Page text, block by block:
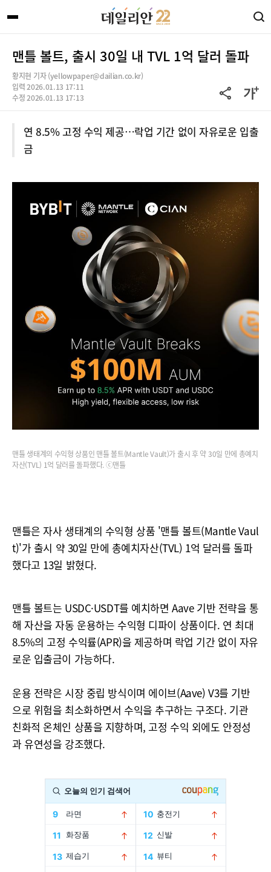
맨틀 볼트, 출시 30일 내 TVL 1억 달러 돌파
황지현 기자 (yellowpaper@dailian.co.kr)
입력 2026.01.13 17:11
수정 2026.01.13 17:13
연 8.5% 고정 수익 제공…락업 기간 없이 자유로운 입출
금
맨틀 생태계의 수익형 상품인 맨틀 볼트(Mantle Vault)가 출시 후 약 30일 만에 총예치
자산(TVL) 1억 달러를 돌파했다. ⓒ맨틀
맨틀은 자사 생태계의 수익형 상품 '맨틀 볼트(Mantle Vaul
t)'가 출시 약 30일 만에 총예치자산(TVL) 1억 달러를 돌파
했다고 13일 밝혔다.
맨틀 볼트는 USDC·USDT를 예치하면 Aave 기반 전략을 통
해 자산을 자동 운용하는 수익형 디파이 상품이다. 연 최대
8.5%의 고정 수익률(APR)을 제공하며 락업 기간 없이 자유
로운 입출금이 가능하다.
운용 전략은 시장 중립 방식이며 에이브(Aave) V3를 기반
으로 위험을 최소화하면서 수익을 추구하는 구조다. 기관
친화적 온체인 상품을 지향하며, 고정 수익 외에도 안정성
과 유연성을 강조했다.